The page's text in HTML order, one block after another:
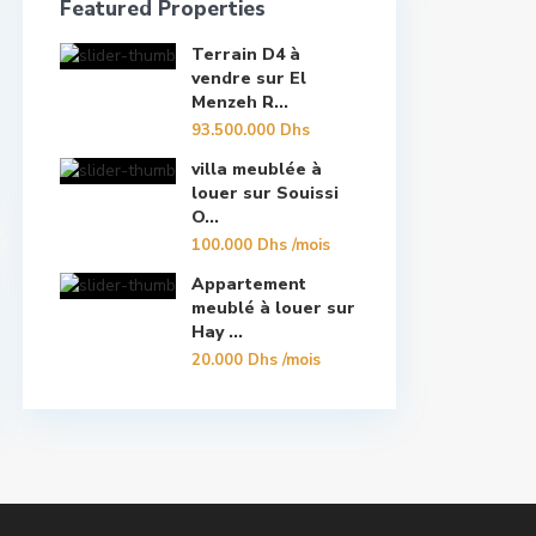
Featured Properties
Terrain D4 à
vendre sur El
Menzeh R...
93.500.000 Dhs
villa meublée à
louer sur Souissi
O...
100.000 Dhs/mois
Appartement
meublé à louer sur
Hay ...
20.000 Dhs/mois